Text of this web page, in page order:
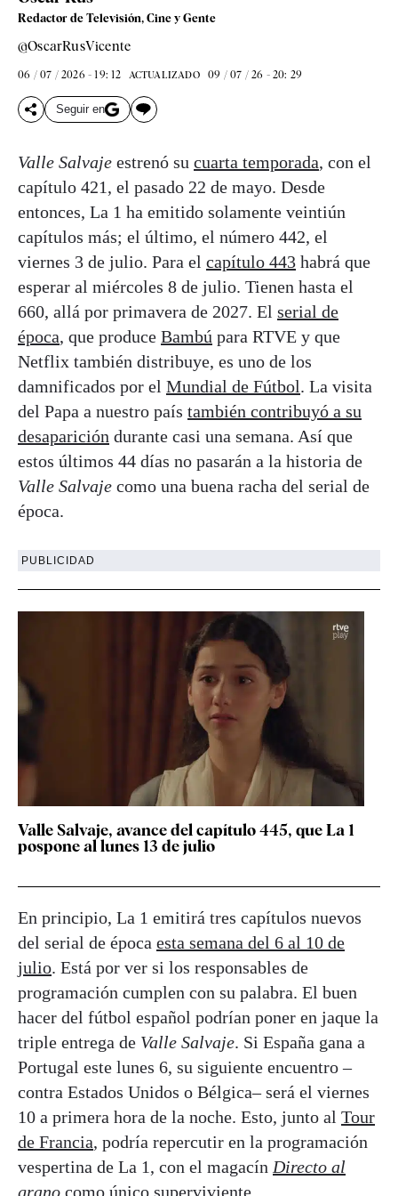
Redactor de Televisión, Cine y Gente
@OscarRusVicente
06 / 07 / 2026 - 19: 12 ACTUALIZADO 09 / 07 / 26 - 20: 29
Seguir en
Valle Salvaje estrenó su cuarta temporada, con el
capítulo 421, el pasado 22 de mayo. Desde
entonces, La 1 ha emitido solamente veintiún
capítulos más; el último, el número 442, el
viernes 3 de julio. Para el capítulo 443 habrá que
esperar al miércoles 8 de julio. Tienen hasta el
660, allá por primavera de 2027. El serial de
época, que produce Bambú para RTVE y que
Netflix también distribuye, es uno de los
damnificados por el Mundial de Fútbol. La visita
del Papa a nuestro país también contribuyó a su
desaparición durante casi una semana. Así que
estos últimos 44 días no pasarán a la historia de
Valle Salvaje como una buena racha del serial de
época.
PUBLICIDAD
Valle Salvaje, avance del capítulo 445, que La 1
pospone al lunes 13 de julio
En principio, La 1 emitirá tres capítulos nuevos
del serial de época esta semana del 6 al 10 de
julio. Está por ver si los responsables de
programación cumplen con su palabra. El buen
hacer del fútbol español podrían poner en jaque la
triple entrega de Valle Salvaje. Si España gana a
Portugal este lunes 6, su siguiente encuentro –
contra Estados Unidos o Bélgica– será el viernes
10 a primera hora de la noche. Esto, junto al Tour
de Francia, podría repercutir en la programación
vespertina de La 1, con el magacín Directo al
grano como único superviviente.